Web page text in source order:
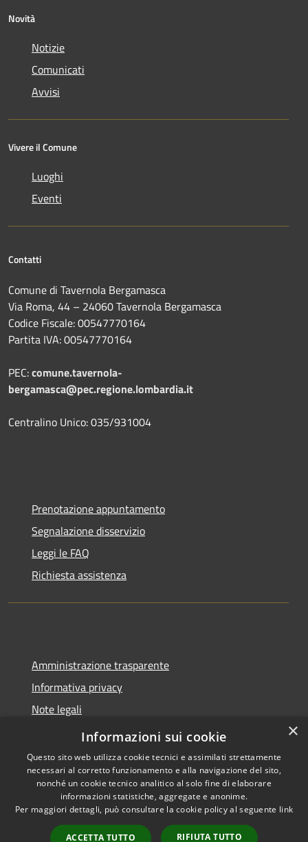
Novità
Notizie
Comunicati
Avvisi
Vivere il Comune
Luoghi
Eventi
Contatti
Comune di Tavernola Bergamasca
Via Roma, 44 – 24060 Tavernola Bergamasca
Codice Fiscale: 00547770164
Partita IVA: 00547770164
PEC:comune.tavernola-
bergamasca@pec.regione.lombardia.it
Centralino Unico: 035/931004
Prenotazione appuntamento
Segnalazione disservizio
Leggi le FAQ
Richiesta assistenza
Amministrazione trasparente
Informativa privacy
Note legali
Dichiarazione di accessibilità
Accessibilità
Copyright © 2026 • Comune di
Tavernola Bergamasca •
Powered byMunicipium
×
Informazioni sui cookie
Questo sito web utilizza cookie tecnici e assimilati strettamente
necessari al corretto funzionamento e alla navigazione del sito,
nonché un cookie tecnico analitico al solo fine di elaborare
informazioni statistiche, aggregate e anonime.
Per maggiori dettagli, può consultare la cookie policy al seguente link
ACCETTA TUTTO RIFIUTA TUTTO